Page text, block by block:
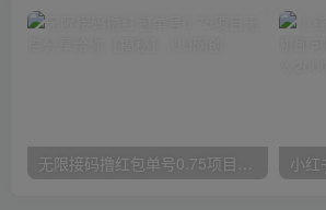
无限接码撸红包单号0.75项目无偿分享给你【揭秘】